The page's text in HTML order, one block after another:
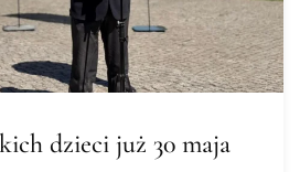
dzieci już 30 maja